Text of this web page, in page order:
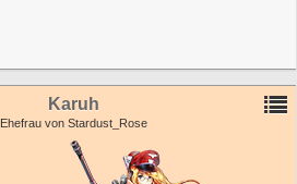
Karuh
Ehefrau von Stardust_Rose